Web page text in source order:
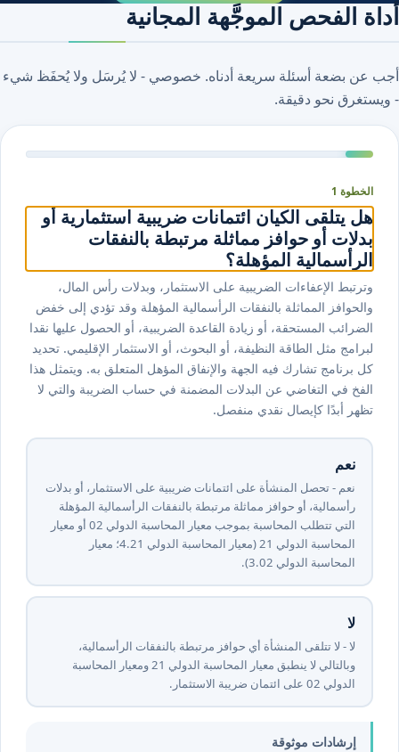
أداة الفحص الموجَّهة المجانية
أجب عن بضعة أسئلة سريعة أدناه. خصوصي - لا يُرسَل ولا يُحفَظ شيء
- ويستغرق نحو دقيقة.
الخطوة 1
هل يتلقى الكيان ائتمانات ضريبية استثمارية أو
بدلات أو حوافز مماثلة مرتبطة بالنفقات
الرأسمالية المؤهلة؟
وترتبط الإعفاءات الضريبية على الاستثمار، وبدلات رأس المال،
والحوافز المماثلة بالنفقات الرأسمالية المؤهلة وقد تؤدي إلى خفض
الضرائب المستحقة، أو زيادة القاعدة الضريبية، أو الحصول عليها نقدا
لبرامج مثل الطاقة النظيفة، أو البحوث، أو الاستثمار الإقليمي. تحديد
كل برنامج تشارك فيه الجهة والإنفاق المؤهل المتعلق به. ويتمثل هذا
الفخ في التغاضي عن البدلات المضمنة في حساب الضريبة والتي لا
تظهر أبدًا كإيصال نقدي منفصل.
نعم
نعم - تحصل المنشأة على ائتمانات ضريبية على الاستثمار، أو بدلات
رأسمالية، أو حوافز مماثلة مرتبطة بالنفقات الرأسمالية المؤهلة
التي تتطلب المحاسبة بموجب معيار المحاسبة الدولي ⁦20⁩ أو معيار
المحاسبة الدولي ⁦12⁩ (معيار المحاسبة الدولي ⁦12⁩.⁦4⁩؛ معيار
المحاسبة الدولي ⁦20⁩.⁦3⁩).
لا
لا - لا تتلقى المنشأة أي حوافز مرتبطة بالنفقات الرأسمالية،
وبالتالي لا ينطبق معيار المحاسبة الدولي ⁦12⁩ ومعيار المحاسبة
الدولي ⁦20⁩ على ائتمان ضريبة الاستثمار.
إرشادات موثوقة